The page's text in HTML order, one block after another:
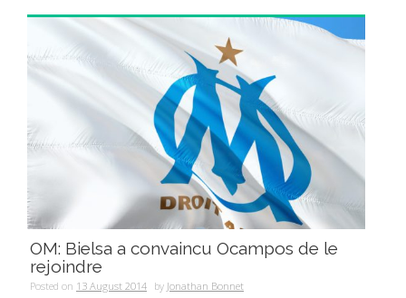
OM: Bielsa a convaincu Ocampos de le
rejoindre
Posted on 13 August 2014 byJonathan Bonnet